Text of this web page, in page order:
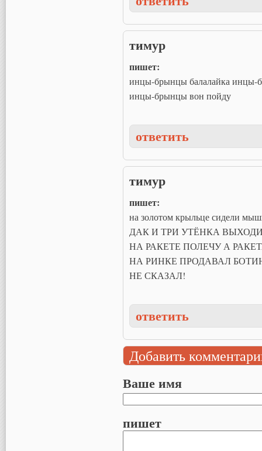
тимур
пишет:
инцы-брынцы балалайка инцы-
инцы-брынцы вон пойду
ответить
тимур
пишет:
на золотом крыльце сидели
ДАК И ТРИ УТЁНКА
НА РАКЕТЕ ПОЛЕЧУ А
НА РИНКЕ ПРОДАВАЛ
НЕ СКАЗАЛ!
ответить
Добавить
Ваше имя
пишет